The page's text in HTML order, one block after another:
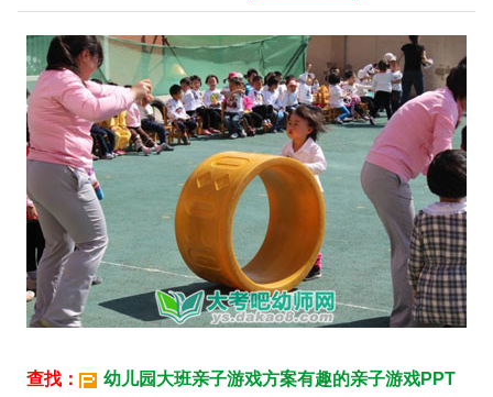
查找：
幼儿园大班亲子游戏方案有趣的亲子游戏PPT